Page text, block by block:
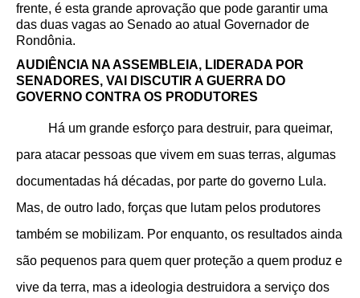
frente, é esta grande aprovação que pode garantir uma
das duas vagas ao Senado ao atual Governador de
Rondônia.
AUDIÊNCIA NA ASSEMBLEIA, LIDERADA POR
SENADORES, VAI DISCUTIR A GUERRA DO
GOVERNO CONTRA OS PRODUTORES
Há um grande esforço para destruir, para queimar,
para atacar pessoas que vivem em suas terras, algumas
documentadas há décadas, por parte do governo Lula.
Mas, de outro lado, forças que lutam pelos produtores
também se mobilizam. Por enquanto, os resultados ainda
são pequenos para quem quer proteção a quem produz e
vive da terra, mas a ideologia destruidora a serviço dos